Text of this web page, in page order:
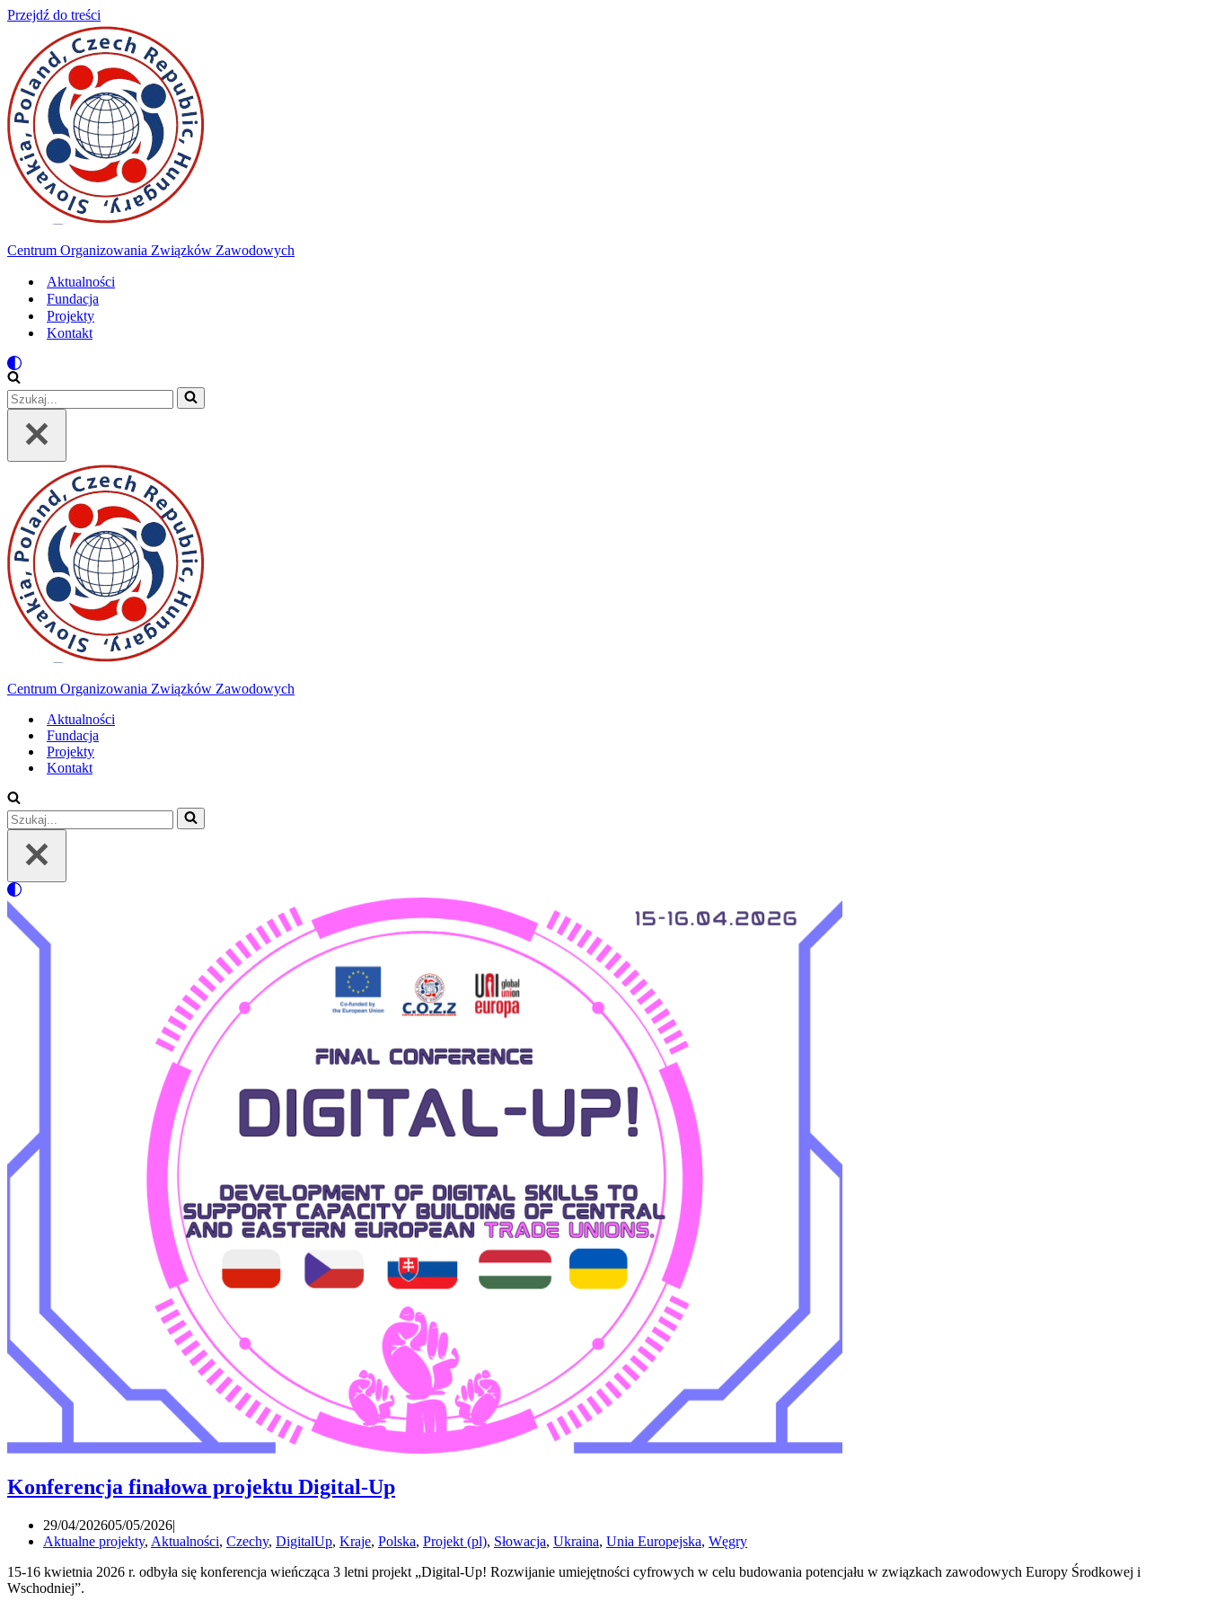
Przejdź do treści
Centrum Organizowania Związków Zawodowych
Aktualności
Fundacja
Projekty
Kontakt
Szukaj...
Centrum Organizowania Związków Zawodowych
Aktualności
Fundacja
Projekty
Kontakt
Szukaj...
Konferencja finałowa projektu Digital-Up
29/04/202605/05/2026
Aktualne projekty, Aktualności, Czechy, DigitalUp, Kraje, Polska, Projekt (pl), Słowacja, Ukraina, Unia Europejska, Węgry
15-16 kwietnia 2026 r. odbyła się konferencja wieńcząca 3 letni projekt „Digital-Up! Rozwijanie umiejętności cyfrowych w celu budowania potencjału w związkach zawodowych Europy Środkowej i
Wschodniej”.